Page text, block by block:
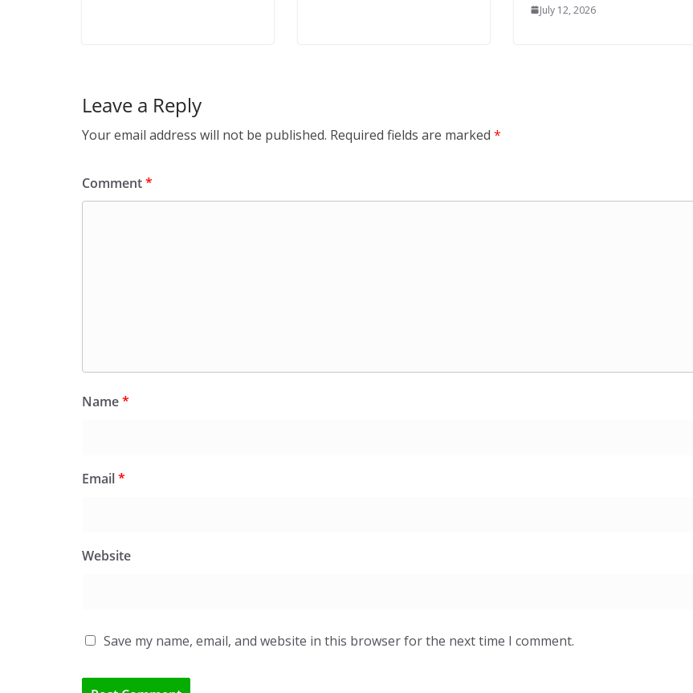
July 12, 2026
Leave a Reply
Your email address will not be published. Required fields are marked *
Comment*
Name*
Email*
Website
Save my name, email, and website in this browser for the next time I comment.